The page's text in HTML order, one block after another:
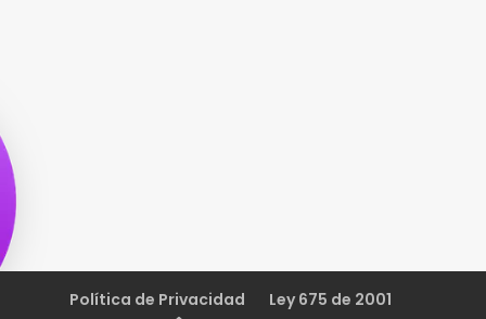
Política de Privacidad
Ley 675 de 2001